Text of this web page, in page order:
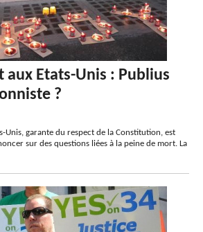
aux Etats-Unis : Publius
?
Unis, garante du respect de la Constitution, est
sur des questions liées à la peine de mort. La